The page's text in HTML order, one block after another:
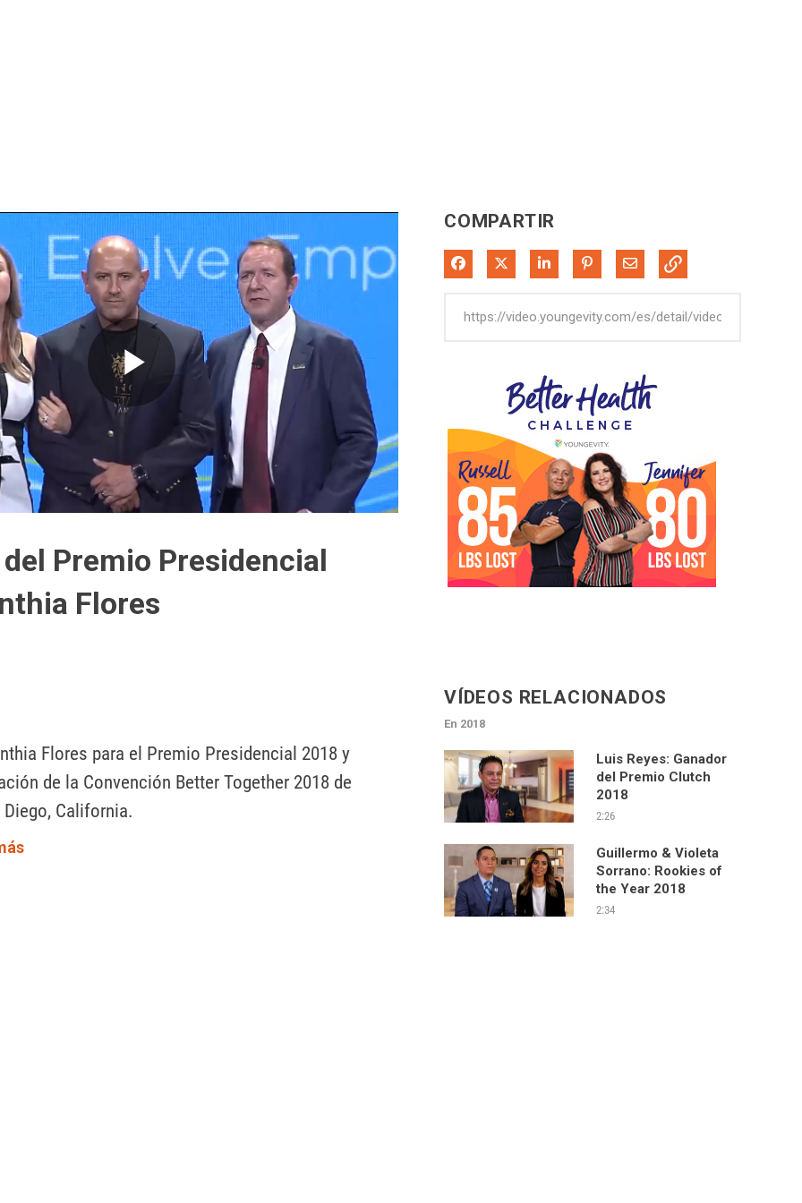
vídeos
Reproducir
Vídeo
Premio Presidencial
Flores
Flores para el Premio Presidencial 2018 y
de la Convención Better Together 2018 de
California.
COMPARTIR
Compartir en Facebook
Compartir en X
Compartir en LinkedIn
Colgar en Pinterest
Compartir por correo
VÍDEOS RELACIONADOS
En 2018
Luis Reyes: Ganador
del Premio Clutch
2018
2:26
Guillermo & Violeta
Sorrano: Rookies of
the Year 2018
2:34